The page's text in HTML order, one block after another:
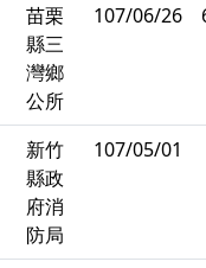
苗栗
縣三
灣鄉
公所
107/06/26
新竹
縣政
府消
防局
107/05/01